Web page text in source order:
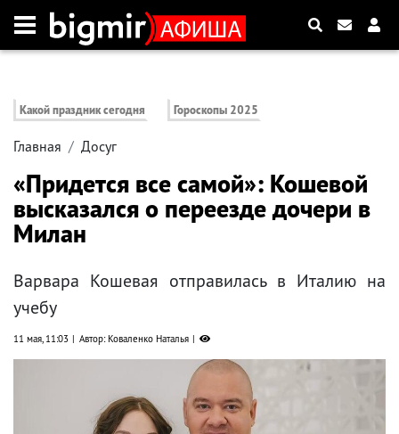
Какой праздник сегодня Гороскопы 2025
Главная Досуг
«Придется все самой»: Кошевой
высказался о переезде дочери в
Милан
Варвара Кошевая отправилась в Италию на
учебу
11 мая, 11:03 Автор: Коваленко Наталья